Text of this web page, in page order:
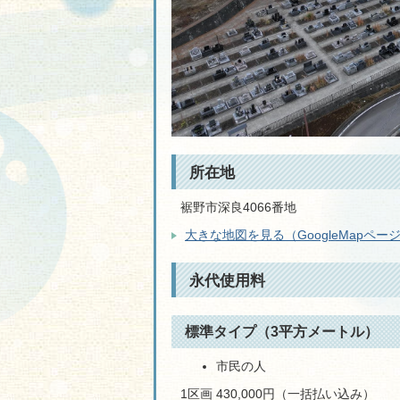
所在地
裾野市深良4066番地
大きな地図を見る（GoogleMapペー
永代使用料
標準タイプ（3平方メートル）
市民の人
1区画 430,000円（一括払い込み）